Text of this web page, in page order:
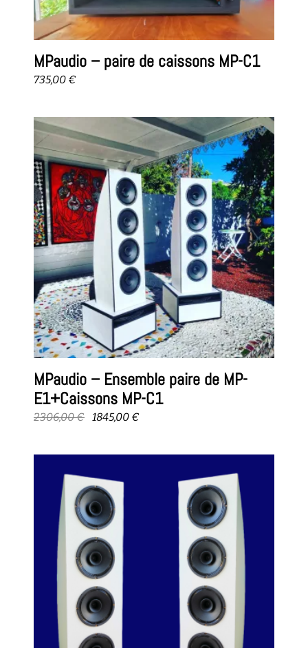
MPaudio – paire de caissons MP-C1
735,00 €
MPaudio – Ensemble paire de MP-
E1+Caissons MP-C1
2306,00€
Le
1845,00 €